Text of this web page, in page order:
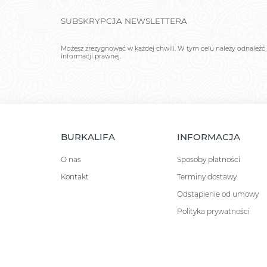
SUBSKRYPCJA NEWSLETTERA
Możesz zrezygnować w każdej chwili. W tym celu należy odnaleźć
informacji prawnej.
BURKALIFA
O nas
Kontakt
INFORMACJA
Sposoby płatności
Terminy dostawy
Odstąpienie od umowy
Polityka prywatności